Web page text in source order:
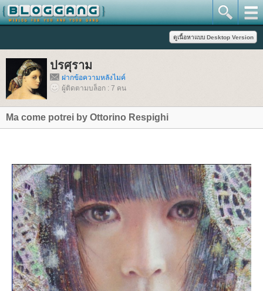
ปรศุราม
ฝากข้อความหลังไมค์
ผู้ติดตามบล็อก : 7 คน
Ma come potrei by Ottorino Respighi